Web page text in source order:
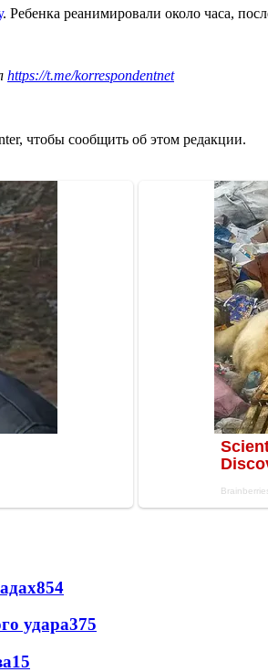
. Ребенка реанимировали около часа,
https://t.me/korrespondentnet
чтобы сообщить об этом редакции.
854
удара375
15